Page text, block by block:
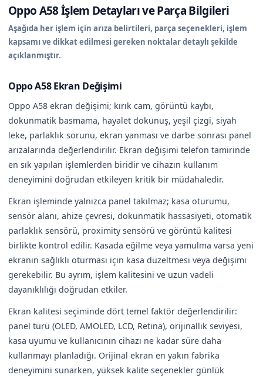
Oppo A58 İşlem Detayları ve Parça Bilgileri
Aşağıda her işlem için arıza belirtileri, parça seçenekleri, işlem
kapsamı ve dikkat edilmesi gereken noktalar detaylı şekilde
açıklanmıştır.
Oppo A58 Ekran Değişimi
Oppo A58 ekran değişimi; kırık cam, görüntü kaybı,
dokunmatik basmama, hayalet dokunuş, yeşil çizgi, siyah
leke, parlaklık sorunu, ekran yanması ve darbe sonrası panel
arızalarında değerlendirilir. Ekran değişimi telefon tamirinde
en sık yapılan işlemlerden biridir ve cihazın kullanım
deneyimini doğrudan etkileyen kritik bir müdahaledir.
Ekran işleminde yalnızca panel takılmaz; kasa oturumu,
sensör alanı, ahize çevresi, dokunmatik hassasiyeti, otomatik
parlaklık sensörü, proximity sensörü ve görüntü kalitesi
birlikte kontrol edilir. Kasada eğilme veya yamulma varsa yeni
ekranın sağlıklı oturması için kasa düzeltmesi veya değişimi
gerekebilir. Bu ayrım, işlem kalitesini ve uzun vadeli
dayanıklılığı doğrudan etkiler.
Ekran kalitesi seçiminde dört temel faktör değerlendirilir:
panel türü (OLED, AMOLED, LCD, Retina), orijinallik seviyesi,
kasa uyumu ve kullanıcının cihazı ne kadar süre daha
kullanmayı planladığı. Orijinal ekran en yakın fabrika
deneyimini sunarken, yüksek kalite seçenekler günlük